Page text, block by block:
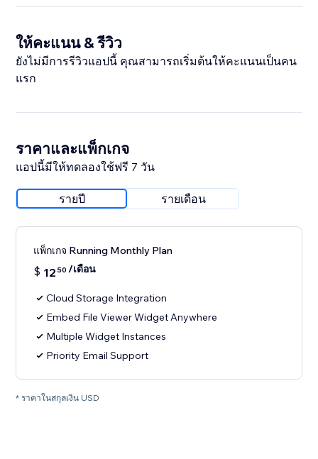
ให้คะแนน & รีวิว
ยังไม่มีการรีวิวแอปนี้ คุณสามารถเริ่มต้นให้คะแนนเป็นคน
แรก
ราคาและแพ็กเกจ
แอปนี้มีให้ทดลองใช้ฟรี 7 วัน
รายปี รายเดือน
แพ็กเกจ Running Monthly Plan
$ 12 50 /เดือน
Cloud Storage Integration
Embed File Viewer Widget Anywhere
Multiple Widget Instances
Priority Email Support
* ราคาในสกุลเงิน USD